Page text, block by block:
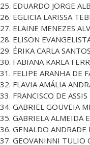
25. EDUARDO JORGE
26. EGLICIA LARISSA
27. ELAINE MENEZES
28. ELISON
29. ÉRIKA CARLA
30. FABIANA KARLA
31. FELIPE ARANHA DE
32. FLAVIA AMÁLIA
33. FRANCISCO DE
34. GABRIEL GOUVEIA
35. GABRIELA ALMEIDA
36. GENALDO ANDRADE
37. GEOVANINNI TULIO